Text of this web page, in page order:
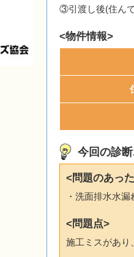
③引渡し後(住ん
<物件情報>
今回の診
<問題のあっ
・洗面排水水
<問題点>
施工ミスがあり